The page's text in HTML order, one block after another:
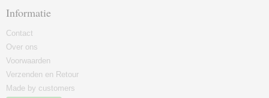
Informatie
Contact
Over ons
Voorwaarden
Verzenden en Retour
Made by customers